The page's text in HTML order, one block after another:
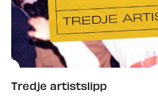
Tredje artistslipp